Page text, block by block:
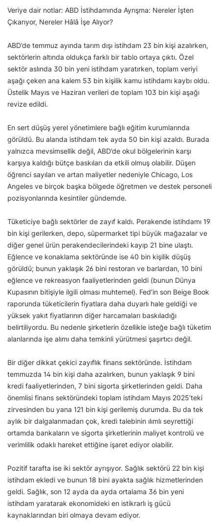
Veriye dair notlar: ABD İstihdamında Ayrışma: Nereler İşten
Çıkarıyor, Nereler Hâlâ İşe Alıyor?
ABD’de temmuz ayında tarım dışı istihdam 23 bin kişi azalırken,
sektörlerin altında oldukça farklı bir tablo ortaya çıktı. Özel
sektör aslında 30 bin yeni istihdam yaratırken, toplam veriyi
aşağı çeken ana kalem 53 bin kişilik kamu istihdamı kaybı oldu.
Üstelik Mayıs ve Haziran verileri de toplam 103 bin kişi aşağı
revize edildi.
En sert düşüş yerel yönetimlere bağlı eğitim kurumlarında
görüldü. Bu alanda istihdam tek ayda 50 bin kişi azaldı. Burada
yalnızca mevsimsellik değil, ABD’de okul bölgelerinin karşı
karşıya kaldığı bütçe baskıları da etkili olmuş olabilir. Düşen
öğrenci sayıları ve artan maliyetler nedeniyle Chicago, Los
Angeles ve birçok başka bölgede öğretmen ve destek personeli
pozisyonlarında kesintiler gündemde.
Tüketiciye bağlı sektörler de zayıf kaldı. Perakende istihdamı 19
bin kişi gerilerken, depo, süpermarket tipi büyük mağazalar ve
diğer genel ürün perakendecilerindeki kayıp 21 bine ulaştı.
Eğlence ve konaklama sektöründe ise 40 bin kişilik düşüş
görüldü; bunun yaklaşık 26 bini restoran ve barlardan, 10 bini
eğlence ve rekreasyon faaliyetlerinden geldi (bunun Dünya
Kupasının bitişiyle ilgili olması muhtemel). Fed’in son Beige Book
raporunda tüketicilerin fiyatlara daha duyarlı hale geldiği ve
yüksek yakıt fiyatlarının diğer harcamaları baskıladığı
belirtiliyordu. Bu nedenle şirketlerin özellikle isteğe bağlı tüketim
alanlarında işe alımı daha temkinli yürütmesi şaşırtıcı değil.
Bir diğer dikkat çekici zayıflık finans sektöründe. İstihdam
temmuzda 14 bin kişi daha azalırken, bunun yaklaşık 9 bini
kredi faaliyetlerinden, 7 bini sigorta şirketlerinden geldi. Daha
önemlisi finans sektöründeki toplam istihdam Mayıs 2025’teki
zirvesinden bu yana 121 bin kişi gerilemiş durumda. Bu da tek
aylık bir dalgalanmadan çok, kredi talebinin ılımlı seyrettiği
ortamda bankaların ve sigorta şirketlerinin maliyet kontrolü ve
verimlilik odaklı hareket ettiğine işaret ediyor olabilir.
Pozitif tarafta ise iki sektör ayrışıyor. Sağlık sektörü 22 bin kişi
istihdam ekledi ve bunun 18 bini ayakta sağlık hizmetlerinden
geldi. Sağlık, son 12 ayda da ayda ortalama 36 bin yeni
istihdam yaratarak ekonomideki en istikrarlı iş gücü
kaynaklarından biri olmaya devam ediyor.